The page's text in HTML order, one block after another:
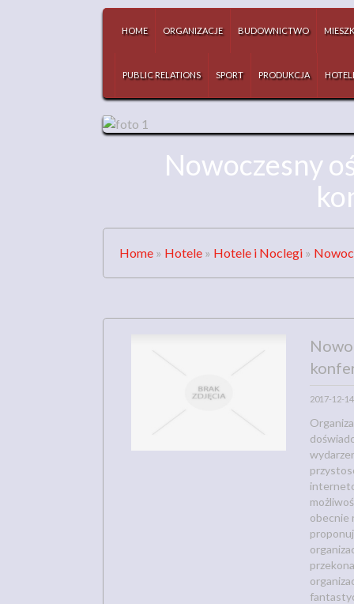
HOME ORGANIZACJE BUDOWNICTWO
PUBLIC RELATIONS SPORT PRODUKCJA
Nowoczesny
Home » Hotele » Hotele i Noclegi »
2017-12-14
obecnie